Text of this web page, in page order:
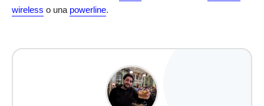
wireless o una powerline.